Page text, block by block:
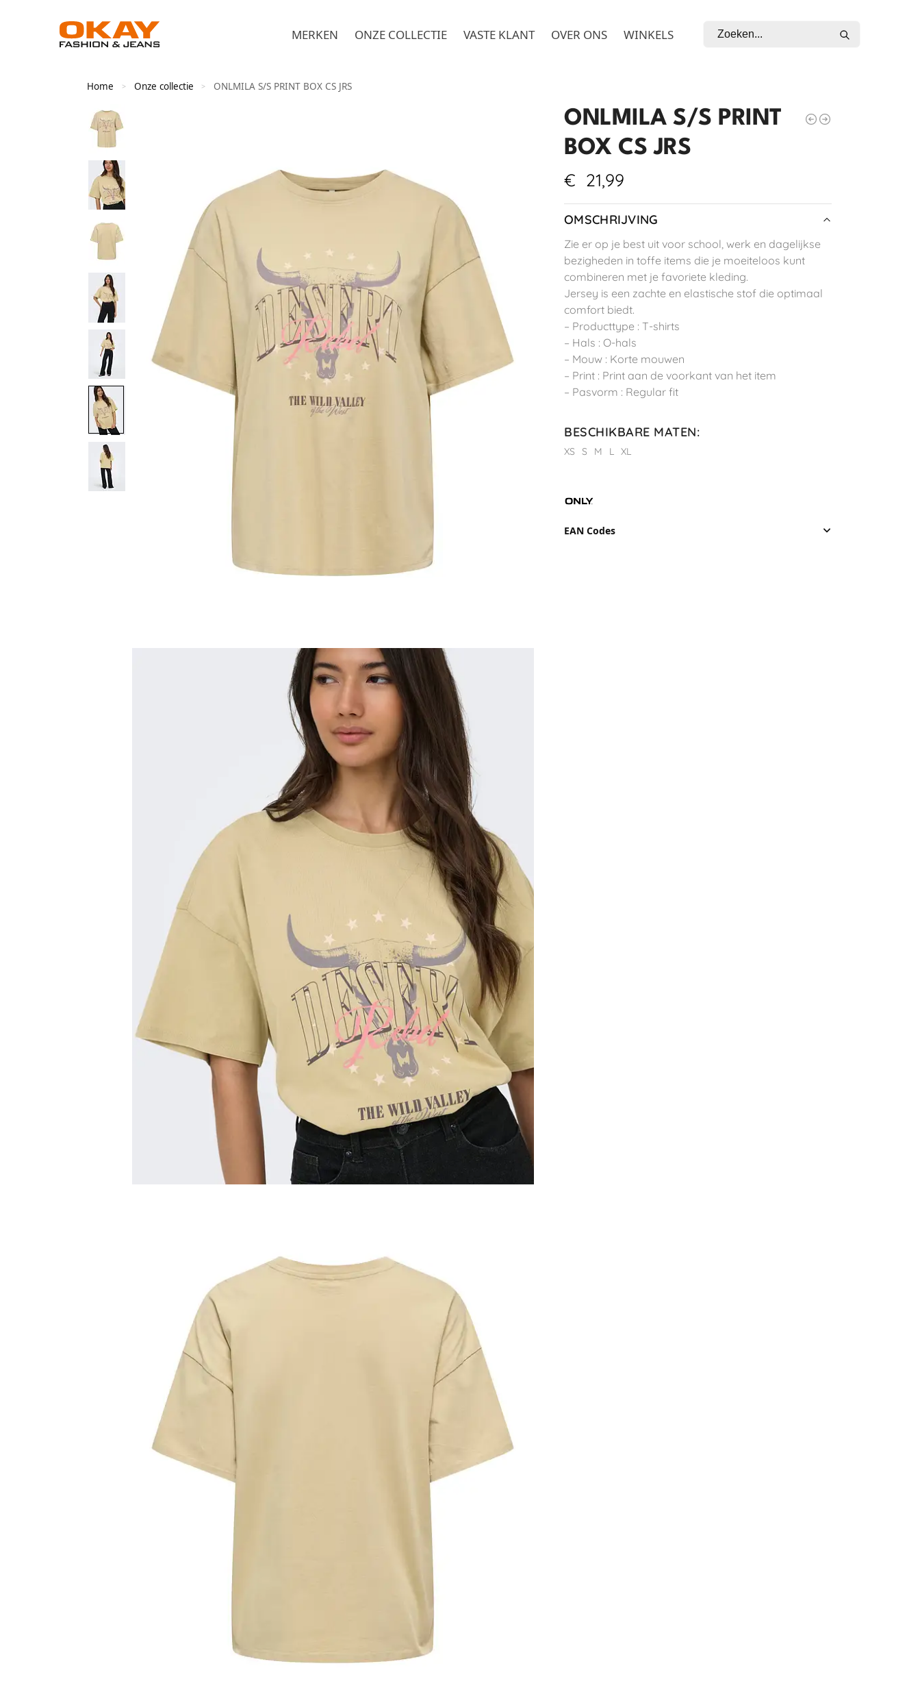
MERKEN ONZE COLLECTIE VASTE KLANT OVER ONS WINKELS
Home > Onze collectie > ONLMILA S/S PRINT BOX CS JRS
ONLMILA S/S PRINT
BOX CS JRS
€ 21,99
OMSCHRIJVING
Zie er op je best uit voor school, werk en dagelijkse
bezigheden in toffe items die je moeiteloos kunt
combineren met je favoriete kleding.
Jersey is een zachte en elastische stof die optimaal
comfort biedt.
– Producttype : T-shirts
– Hals : O-hals
– Mouw : Korte mouwen
– Print : Print aan de voorkant van het item
– Pasvorm : Regular fit
BESCHIKBARE MATEN:
XS S M L XL
EAN Codes